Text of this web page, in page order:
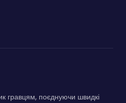
гравцям, поєднуючи швидкі